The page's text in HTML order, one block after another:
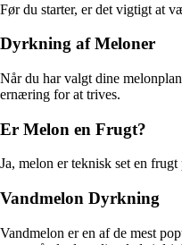
Før du starter, er det vigtigt at
Dyrkning af Meloner
Når du har valgt dine
ernæring for at trives.
Er Melon en Frugt?
Ja, melon er teknisk set en
Vandmelon Dyrkning
Vandmelon er en af de mest